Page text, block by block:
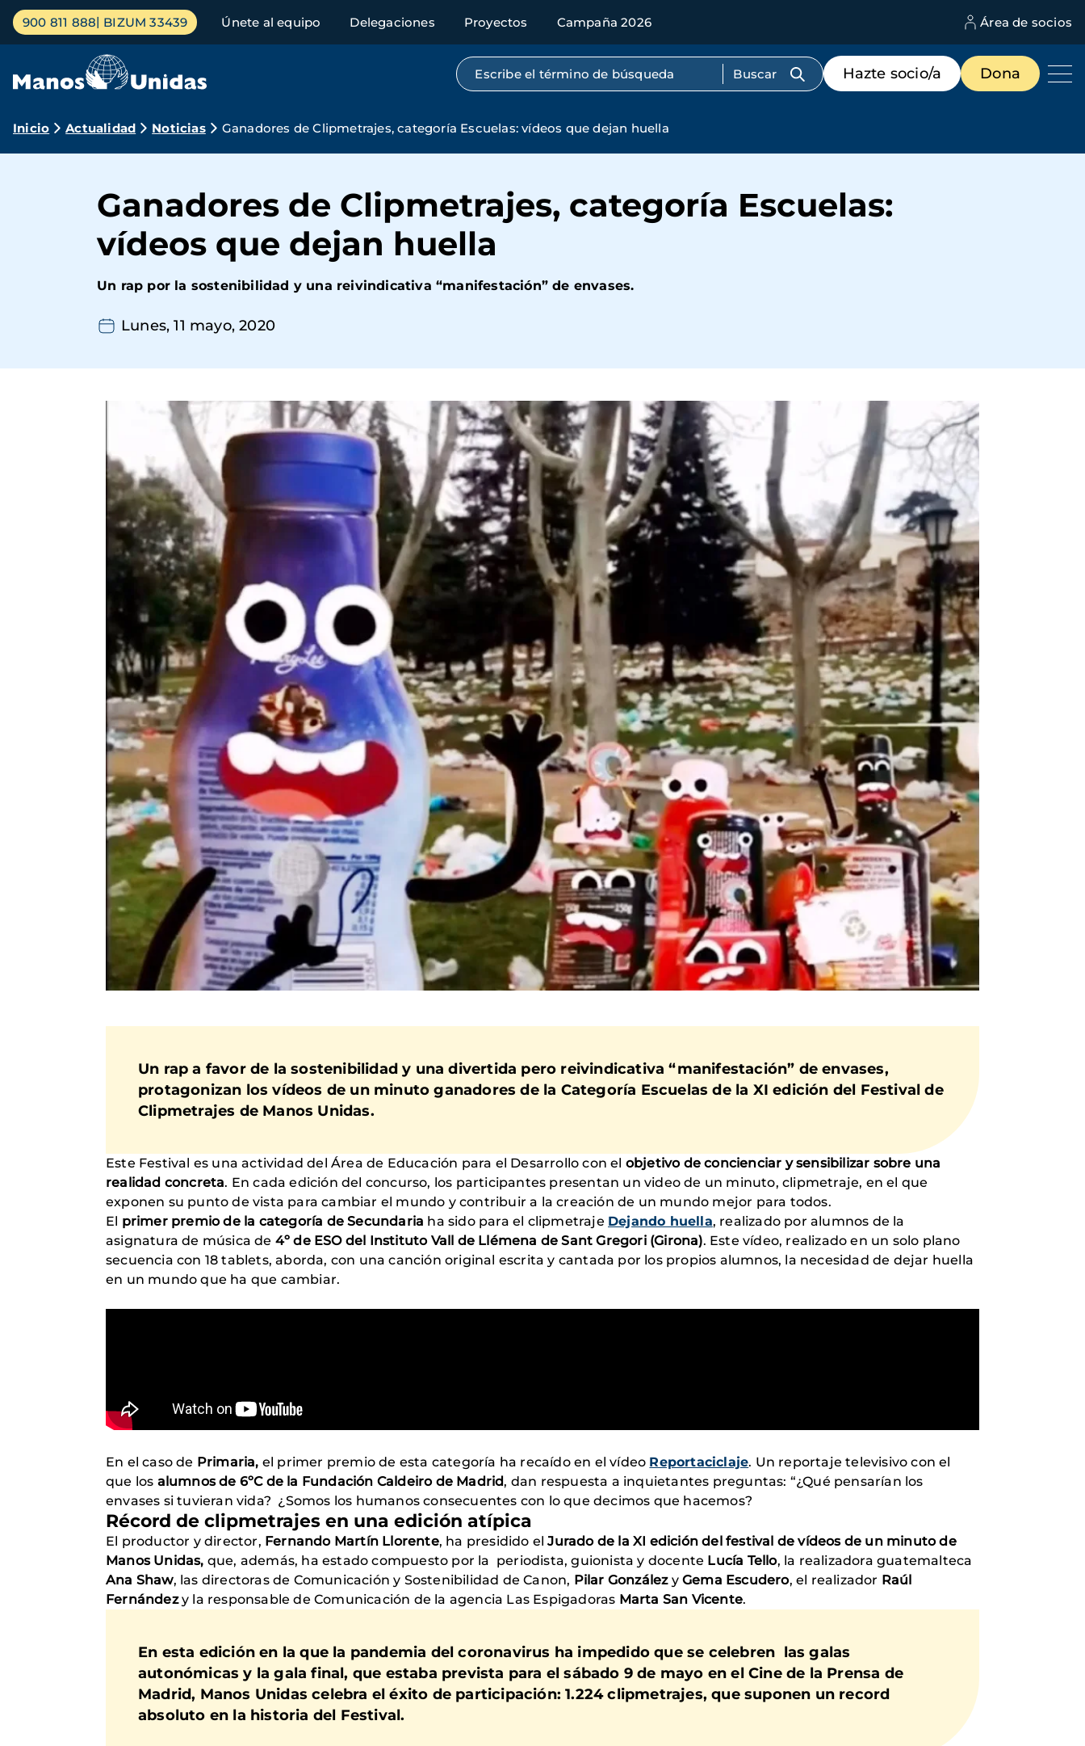
Pasar
contenido
Menú
principal
900 811 888 BIZUM 33439 Únete al equipo Delegaciones Proyectos Campaña 2026 Área de socios
Búsqueda por texto completo
Menú
de
destacados
Hazte socio/a Dona
Ruta
navegación
Inicio Actualidad Noticias Ganadores de Clipmetrajes, categoría Escuelas: vídeos que dejan huella
Ganadores de Clipmetrajes, categoría Escuelas:
vídeos que dejan huella
Un rap por la sostenibilidad y una reivindicativa “manifestación” de envases.
Lunes, 11 mayo, 2020
Un rap a favor de la sostenibilidad y una divertida pero reivindicativa “manifestación” de envases,
protagonizan los vídeos de un minuto ganadores de la Categoría Escuelas de la XI edición del Festival de
Clipmetrajes de Manos Unidas.
Este Festival es una actividad del Área de Educación para el Desarrollo con el objetivo de concienciar y sensibilizar sobre una
realidad concreta. En cada edición del concurso, los participantes presentan un video de un minuto, clipmetraje, en el que
exponen su punto de vista para cambiar el mundo y contribuir a la creación de un mundo mejor para todos.
El primer premio de la categoría de Secundaria ha sido para el clipmetraje Dejando huella, realizado por alumnos de la
asignatura de música de 4º de ESO del Instituto Vall de Llémena de Sant Gregori (Girona). Este vídeo, realizado en un solo plano
secuencia con 18 tablets, aborda, con una canción original escrita y cantada por los propios alumnos, la necesidad de dejar huella
en un mundo que ha que cambiar.
En el caso de Primaria, el primer premio de esta categoría ha recaído en el vídeo Reportaciclaje. Un reportaje televisivo con el
que los alumnos de 6ºC de la Fundación Caldeiro de Madrid, dan respuesta a inquietantes preguntas: “¿Qué pensarían los
envases si tuvieran vida? ¿Somos los humanos consecuentes con lo que decimos que hacemos?
Récord de clipmetrajes en una edición atípica
El productor y director, Fernando Martín Llorente, ha presidido elJurado de la XI edición del festival de vídeos de un minuto de
Manos Unidas, que, además, ha estado compuesto por la periodista, guionista y docente Lucía Tello, la realizadora guatemalteca
Ana Shaw, las directoras de Comunicación y Sostenibilidad de Canon, Pilar GonzálezyGema Escudero, el realizador Raúl
Fernándezy la responsable de Comunicación de la agencia Las Espigadoras Marta San Vicente.
En esta edición en la que la pandemia del coronavirus ha impedido que se celebren las galas
autonómicas y la gala final, que estaba prevista para el sábado 9 de mayo en el Cine de la Prensa de
Madrid, Manos Unidas celebra eléxito de participación: 1.224 clipmetrajes,que suponen un record
absoluto en la historia del Festival.